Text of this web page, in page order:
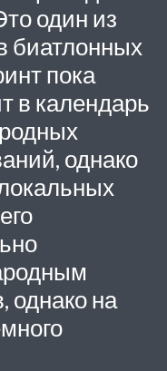
один из
биатлонных
пока
в календарь
однако
однако на